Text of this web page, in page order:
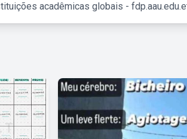
acadêmicas globais -